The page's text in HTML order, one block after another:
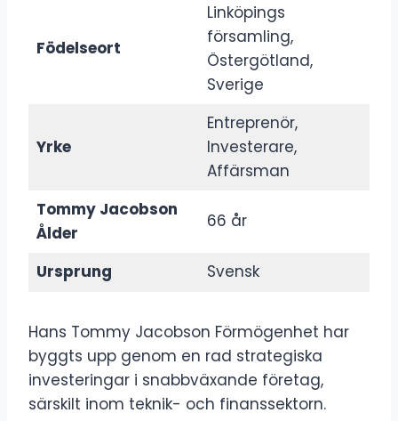
Födelseort
Linköpings
församling,
Östergötland,
Sverige
Yrke
Entreprenör,
Investerare,
Affärsman
Tommy Jacobson
Ålder
66 år
Ursprung Svensk
Hans Tommy Jacobson Förmögenhet har
byggts upp genom en rad strategiska
investeringar i snabbväxande företag,
särskilt inom teknik- och finanssektorn.